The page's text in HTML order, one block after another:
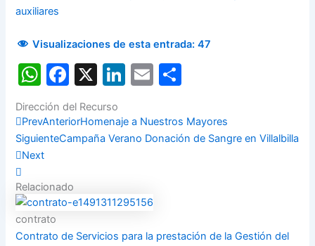
auxiliares
Visualizaciones de esta entrada: 47
WhatsApp
Facebook
X LinkedIn
Email
Dirección del Recurso
PrevAnteriorHomenaje a Nuestros Mayores
SiguienteCampaña Verano Donación de Sangre en Villalbilla
Next
Relacionado
contrato
Contrato de Servicios para la prestación de la Gestión del